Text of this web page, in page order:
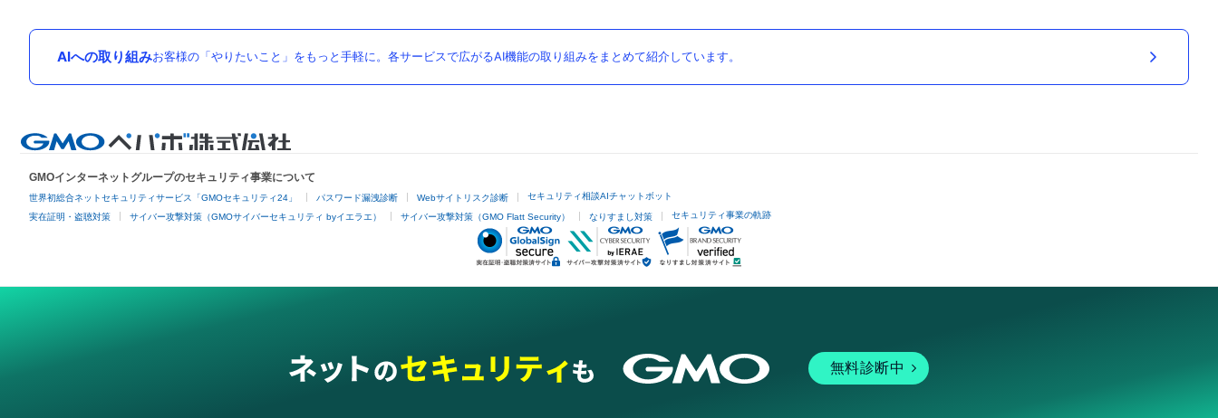
AIへの取り組みお客様の「やりたいこと」をもっと手軽に。各サービスで広がるAI機能の取り組みをまとめて紹介しています。
GMOインターネットグループのセキュリティ事業について
世界初総合ネットセキュリティサービス「GMOセキュリティ24」 パスワード漏洩診断 Webサイトリスク診断 セキュリティ相談AIチャットボット
実在証明・盗聴対策 サイバー攻撃対策（GMOサイバーセキュリティ byイエラエ） サイバー攻撃対策（GMO Flatt Security） なりすまし対策 セキュリティ事業の軌跡
無料診断中